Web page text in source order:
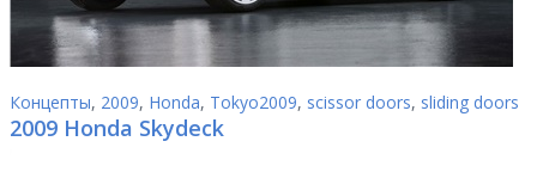
Концепты, 2009, Honda, Tokyo2009, scissor doors, sliding doors
2009 Honda Skydeck